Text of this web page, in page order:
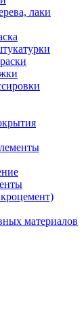
лаки
материалов